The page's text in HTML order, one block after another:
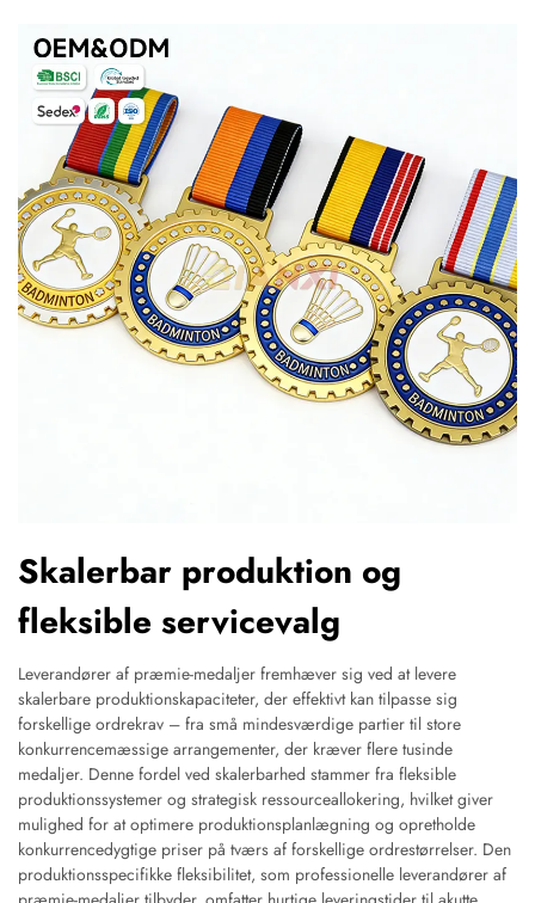
Skalerbar produktion og
fleksible servicevalg
Leverandører af præmie-medaljer fremhæver sig ved at levere
skalerbare produktionskapaciteter, der effektivt kan tilpasse sig
forskellige ordrekrav – fra små mindesværdige partier til store
konkurrencemæssige arrangementer, der kræver flere tusinde
medaljer. Denne fordel ved skalerbarhed stammer fra fleksible
produktionssystemer og strategisk ressourceallokering, hvilket giver
mulighed for at optimere produktionsplanlægning og opretholde
konkurrencedygtige priser på tværs af forskellige ordrestørrelser. Den
produktionsspecifikke fleksibilitet, som professionelle leverandører af